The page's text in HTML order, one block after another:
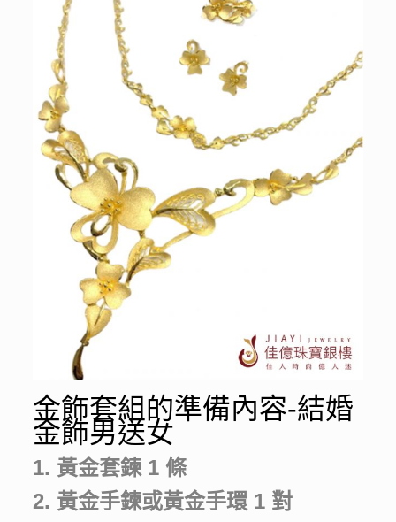
金飾套組的準備內容-結婚
金飾男送女
1. 黃金套鍊 1 條
2. 黃金手鍊或黃金手環 1 對